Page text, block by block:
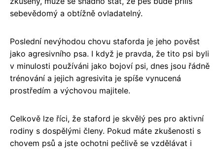
sebevědomý a obtížně ovladatelný.
Poslední nevýhodou chovu staforda je jeho pověst
jako agresivního psa. I když je pravda, že tito psi byli
v minulosti používáni jako bojoví psi, dnes jsou řádně
trénování a jejich agresivita je spíše vynucená
prostředím a výchovou majitele.
Celkově lze říci, že staford je skvělý pes pro aktivní
rodiny s dospělými členy. Pokud máte zkušenosti s
chovem psů a jste ochotni pečlivě se vzdělávat i